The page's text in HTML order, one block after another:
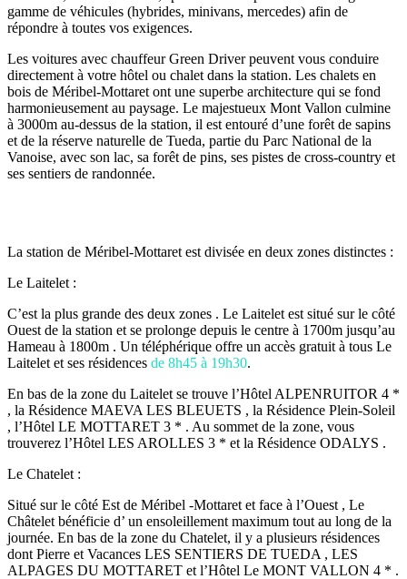
gamme de véhicules (hybrides, minivans, mercedes) afin de
répondre à toutes vos exigences.
Les voitures avec chauffeur Green Driver peuvent vous conduire
directement à votre hôtel ou chalet dans la station. Les chalets en
bois de Méribel-Mottaret ont une superbe architecture qui se fond
harmonieusement au paysage. Le majestueux Mont Vallon culmine
à 3000m au-dessus de la station, il est entouré d’une forêt de sapins
et de la réserve naturelle de Tueda, partie du Parc National de la
Vanoise, avec son lac, sa forêt de pins, ses pistes de cross-country et
ses sentiers de randonnée.
La station de Méribel-Mottaret est divisée en deux zones distinctes :
Le Laitelet :
C’est la plus grande des deux zones . Le Laitelet est situé sur le côté
Ouest de la station et se prolonge depuis le centre à 1700m jusqu’au
Hameau à 1800m . Un téléphérique offre un accès gratuit à tous Le
Laitelet et ses résidences de 8h45 à 19h30.
En bas de la zone du Laitelet se trouve l’Hôtel ALPENRUITOR 4 *
, la Résidence MAEVA LES BLEUETS , la Résidence Plein-Soleil
, l’Hôtel LE MOTTARET 3 * . Au sommet de la zone, vous
trouverez l’Hôtel LES AROLLES 3 * et la Résidence ODALYS .
Le Chatelet :
Situé sur le côté Est de Méribel -Mottaret et face à l’Ouest , Le
Châtelet bénéficie d’ un ensoleillement maximum tout au long de la
journée. En bas de la zone du Chatelet, il y a plusieurs résidences
dont Pierre et Vacances LES SENTIERS DE TUEDA , LES
ALPAGES DU MOTTARET et l’Hôtel Le MONT VALLON 4 * .